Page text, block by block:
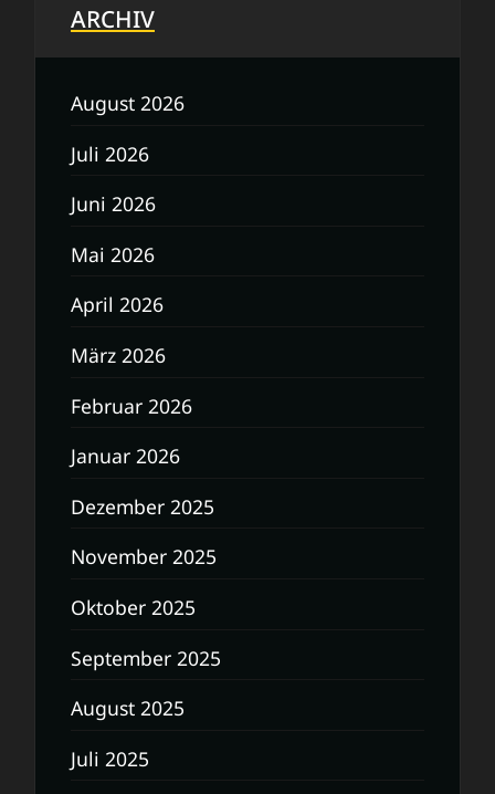
ARCHIV
August 2026
Juli 2026
Juni 2026
Mai 2026
April 2026
März 2026
Februar 2026
Januar 2026
Dezember 2025
November 2025
Oktober 2025
September 2025
August 2025
Juli 2025